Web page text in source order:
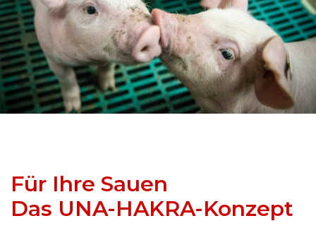
Für Ihre Sauen
Das UNA-HAKRA-Konzept